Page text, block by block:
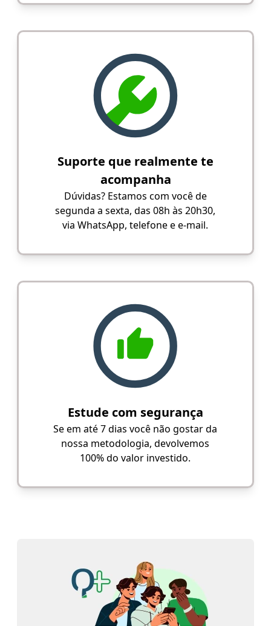
Suporte que realmente te
acompanha
Dúvidas? Estamos com você de
segunda a sexta, das 08h às 20h30,
via WhatsApp, telefone e e-mail.
Estude com segurança
Se em até 7 dias você não gostar da
nossa metodologia, devolvemos
100% do valor investido.